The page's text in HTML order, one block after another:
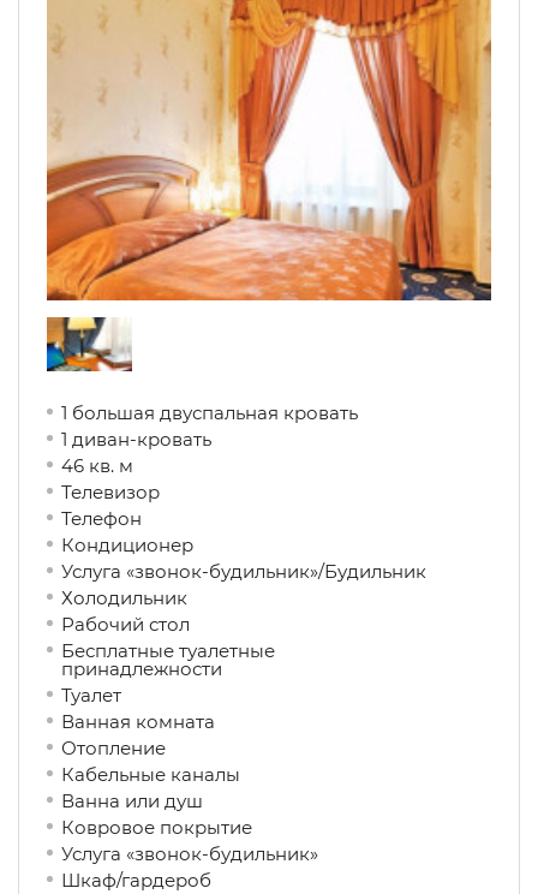
1 большая двуспальная кровать
1 диван-кровать
46 кв. м
Телевизор
Телефон
Кондиционер
Услуга «звонок-будильник»/Будильник
Холодильник
Рабочий стол
Бесплатные туалетные
принадлежности
Туалет
Ванная комната
Отопление
Кабельные каналы
Ванна или душ
Ковровое покрытие
Услуга «звонок-будильник»
Шкаф/гардероб